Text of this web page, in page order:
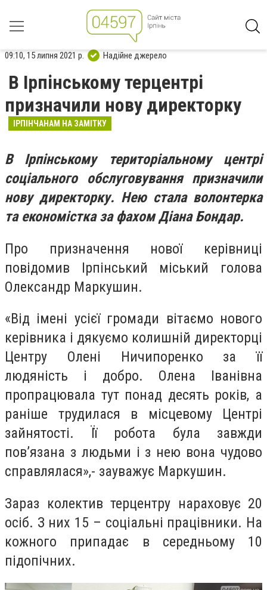
09:10, 15 липня 2021 р. Надійне джерело
В Ірпінському терцентрі
призначили нову директорку
ІРПІНЧАНАМ НА ЗАМІТКУ
В Ірпінському територіальному центрі
соціального обслуговування призначили
нову директорку. Нею стала волонтерка
та економістка за фахом Діана Бондар.
Про призначення нової керівниці
повідомив Ірпінський міський голова
Олександр Маркушин.
«Від імені усієї громади вітаємо нового
керівника і дякуємо колишній директорці
Центру Олені Ничипоренко за її
людяність і добро. Олена Іванівна
пропрацювала тут понад десять років, а
раніше трудилася в місцевому Центрі
зайнятості. Її робота була завжди
пов’язана з людьми і з нею вона чудово
справлялася»,- зауважує Маркушин.
Зараз колектив терцентру нараховує 20
осіб. З них 15 – соціальні працівники. На
кожного припадає в середньому 10
підопічних.